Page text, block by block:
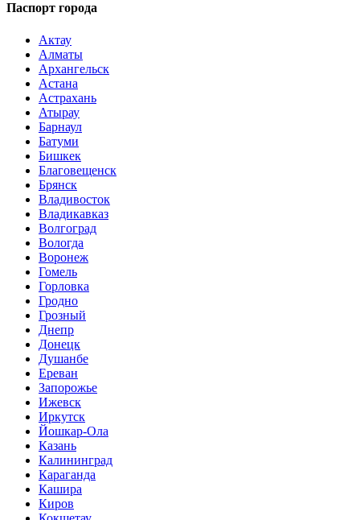
Паспорт города
Актау
Алматы
Архангельск
Астана
Астрахань
Атырау
Барнаул
Батуми
Бишкек
Благовещенск
Брянск
Владивосток
Владикавказ
Волгоград
Вологда
Воронеж
Гомель
Горловка
Гродно
Грозный
Днепр
Донецк
Душанбе
Ереван
Запорожье
Ижевск
Иркутск
Йошкар-Ола
Казань
Калининград
Караганда
Кашира
Киров